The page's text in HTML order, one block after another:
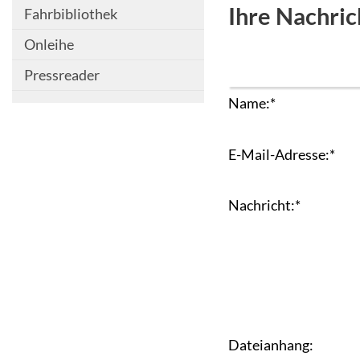
Fahrbibliothek
Onleihe
Pressreader
Ihre
Name:*
E-Mail-Adresse:*
Nachricht:*
Dateianhang: